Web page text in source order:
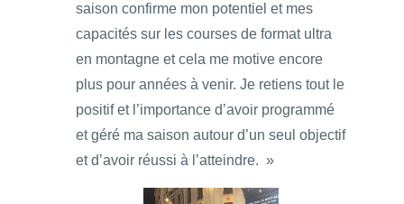
saison confirme mon potentiel et mes
capacités sur les courses de format ultra
en montagne et cela me motive encore
plus pour années à venir. Je retiens tout le
positif et l’importance d’avoir programmé
et géré ma saison autour d’un seul objectif
et d’avoir réussi à l’atteindre. »